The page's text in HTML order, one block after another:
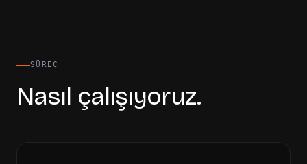
SÜREÇ
Nasıl çalışıyoruz.